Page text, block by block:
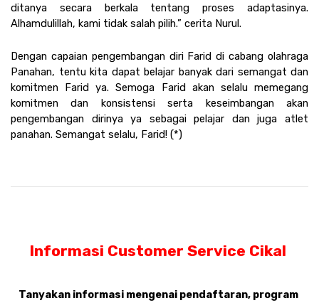
ditanya secara berkala tentang proses adaptasinya.
Alhamdulillah, kami tidak salah pilih.” cerita Nurul.
Dengan capaian pengembangan diri Farid di cabang olahraga
Panahan, tentu kita dapat belajar banyak dari semangat dan
komitmen Farid ya. Semoga Farid akan selalu memegang
komitmen dan konsistensi serta keseimbangan akan
pengembangan dirinya ya sebagai pelajar dan juga atlet
panahan. Semangat selalu, Farid! (*)
Informasi Customer Service Cikal
Tanyakan informasi mengenai pendaftaran, program